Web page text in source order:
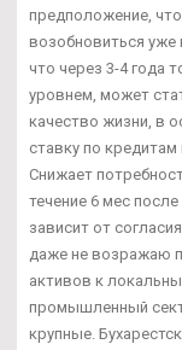
предположение,
возобновиться
что через 3-4 года
уровнем, может
качество жизни, в
ставку по
Снижает
течение 6 мес
зависит от
даже не возражаю
активов к
промышленный
крупные.